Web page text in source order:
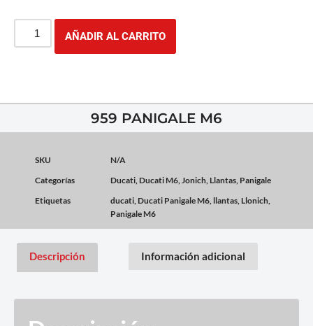
AÑADIR AL CARRITO
959 PANIGALE M6
SKU
N/A
Categorías
Ducati, Ducati M6,Jonich, Llantas, Panigale
Etiquetas
ducati, Ducati Panigale M6, llantas, Llonich,
Panigale M6
Descripción Información adicional